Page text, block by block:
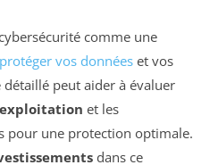
comme une
protéger vos données et vos
peut aider à évaluer
et les
pour une protection optimale.
dans ce